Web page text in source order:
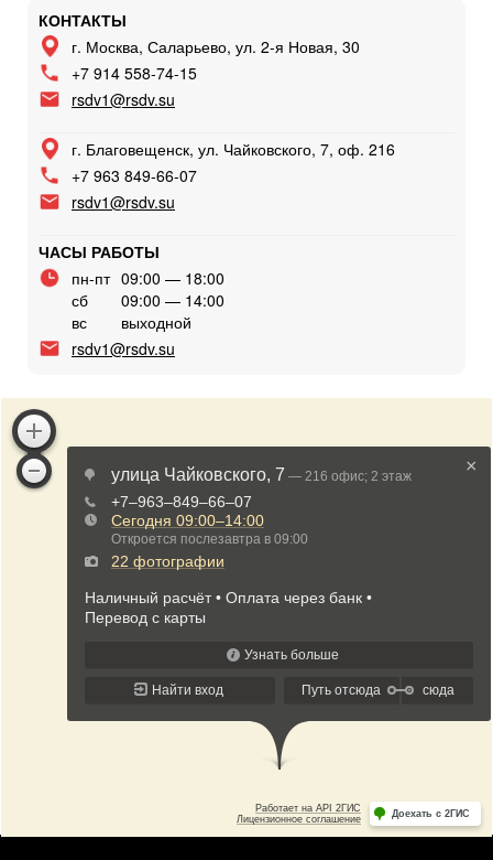
КОНТАКТЫ
г. Москва, Саларьево, ул. 2-я Новая, 30
+7 914 558-74-15
rsdv1@rsdv.su
г. Благовещенск, ул. Чайковского, 7, оф. 216
+7 963 849-66-07
rsdv1@rsdv.su
ЧАСЫ РАБОТЫ
пн-пт 09:00 — 18:00
сб
09:00 — 14:00
вс
выходной
rsdv1@rsdv.su